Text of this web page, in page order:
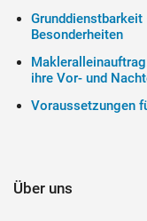
Besonderheiten
ihre Vor- und
Voraussetzungen
Über uns